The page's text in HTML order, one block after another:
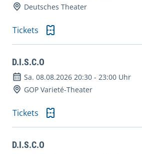
Deutsches Theater
Tickets
D.I.S.C.O
Sa. 08.08.2026 20:30 - 23:00 Uhr
GOP Varieté-Theater
Tickets
D.I.S.C.O